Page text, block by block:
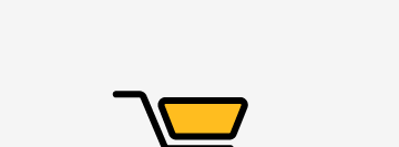
MarbleMania